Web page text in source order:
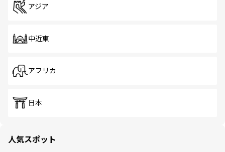
アジア
中近東
アフリカ
日本
人気スポット